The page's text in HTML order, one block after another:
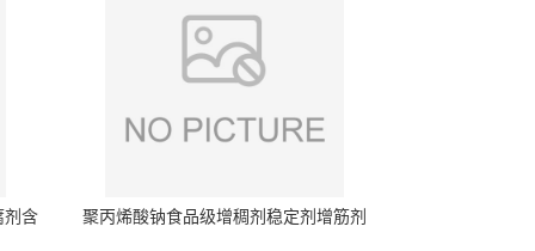
剂含
聚丙烯酸钠食品级增稠剂稳定剂增筋剂